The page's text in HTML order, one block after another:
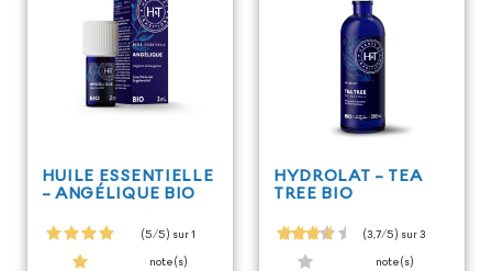
HUILE ESSENTIELLE
- ANGÉLIQUE BIO
(5/5) sur 1
note(s)
HYDROLAT - TEA
TREE BIO
(3,7/5) sur 3
note(s)